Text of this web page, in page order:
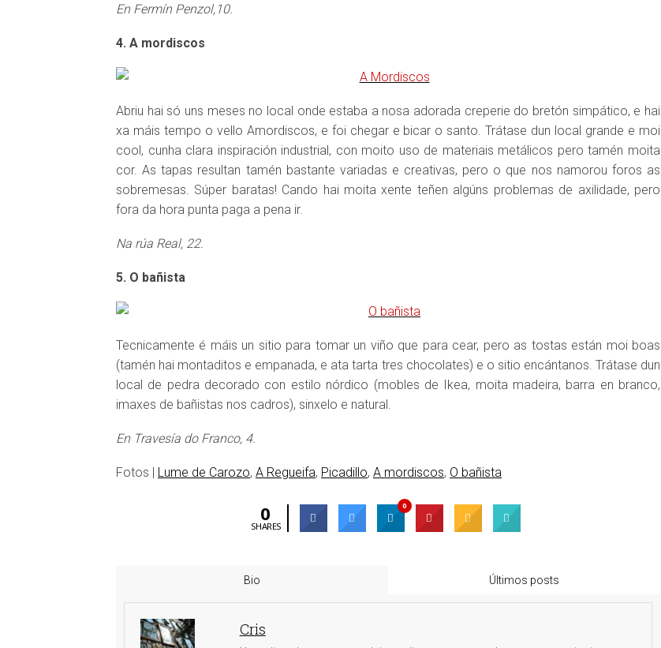
En Fermín Penzol,10.
4. A mordiscos
Abriu hai só uns meses no local onde estaba a nosa adorada creperie do bretón simpático, e hai
xa máis tempo o vello Amordiscos, e foi chegar e bicar o santo. Trátase dun local grande e moi
cool, cunha clara inspiración industrial, con moito uso de materiais metálicos pero tamén moita
cor. As tapas resultan tamén bastante variadas e creativas, pero o que nos namorou foros as
sobremesas. Súper baratas! Cando hai moita xente teñen algúns problemas de axilidade, pero
fora da hora punta paga a pena ir.
Na rúa Real, 22.
5. O bañista
Tecnicamente é máis un sitio para tomar un viño que para cear, pero as tostas están moi boas
(tamén hai montaditos e empanada, e ata tarta tres chocolates) e o sitio encántanos. Trátase dun
local de pedra decorado con estilo nórdico (mobles de Ikea, moita madeira, barra en branco,
imaxes de bañistas nos cadros), sinxelo e natural.
En Travesía do Franco, 4.
Fotos | Lume de Carozo, A Regueifa, Picadillo, A mordiscos, O bañista
0
SHARES
0
Bio Últimos posts
Cris